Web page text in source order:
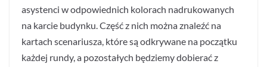
asystenci w odpowiednich kolorach nadrukowanych
na karcie budynku. Część z nich można znaleźć na
kartach scenariusza, które są odkrywane na początku
każdej rundy, a pozostałych będziemy dobierać z